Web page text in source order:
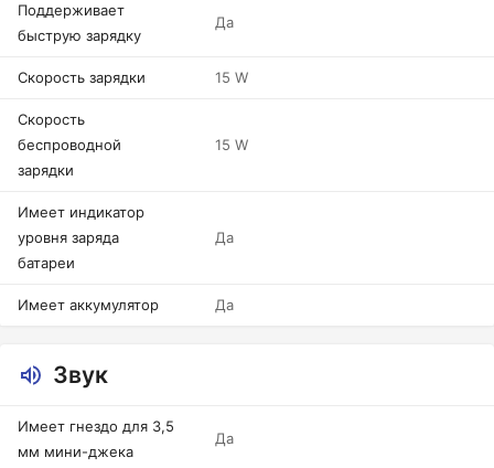
Поддерживает
быструю зарядку
Да
Скорость зарядки 15 W
Скорость
беспроводной
зарядки
15 W
Имеет индикатор
уровня заряда
батареи
Да
Имеет аккумулятор Да
Звук
Имеет гнездо для 3,5
мм мини-джека
Да